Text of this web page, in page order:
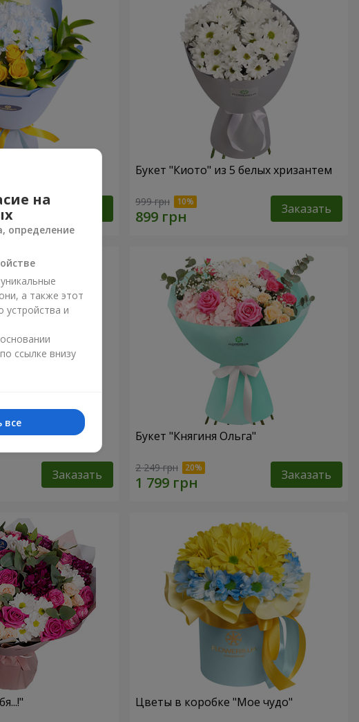
Букет "Киото" из 5 белых хризантем
999 грн Заказать
Мама"
Заказать
Букет "Княгиня Ольга"
2 249 грн Заказать
Цветы в коробке "Мое чудо"
на
определение
а также этот
устройства и
ссылке внизу
все